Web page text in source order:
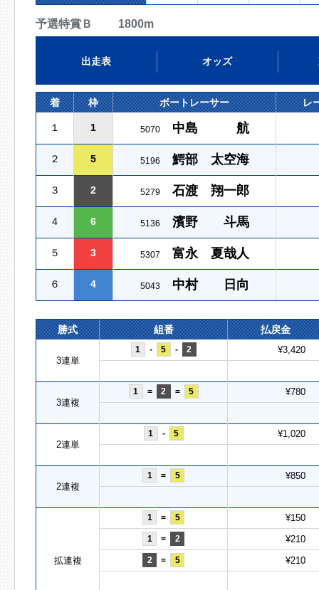
予選特賞Ｂ 1800m
出走表 オッズ
着 枠 ボートレーサー レ
１ 1 5070 中島 航
２ 5 5196 鰐部 太空海
３ 2 5279 石渡 翔一郎
４ 6 5136 濱野 斗馬
５ 3 5307 富永 夏哉人
６ 4 5043 中村 日向
勝式 組番 払戻金
3連単
1 - 5 - 2 ¥3,420
3連複
1 = 2 = 5 ¥780
2連単
1 - 5 ¥1,020
2連複
1 = 5 ¥850
拡連複
1 = 5 ¥150
1 = 2 ¥210
2 = 5 ¥210